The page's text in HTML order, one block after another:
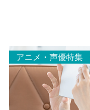
アニメ・声優特集